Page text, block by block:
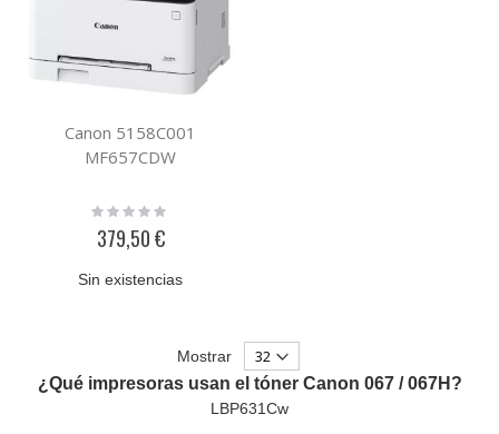
Canon 5158C001
MF657CDW
Rating:
379,50 €
Sin existencias
Mostrar
¿Qué impresoras usan el tóner Canon 067 / 067H?
LBP631Cw